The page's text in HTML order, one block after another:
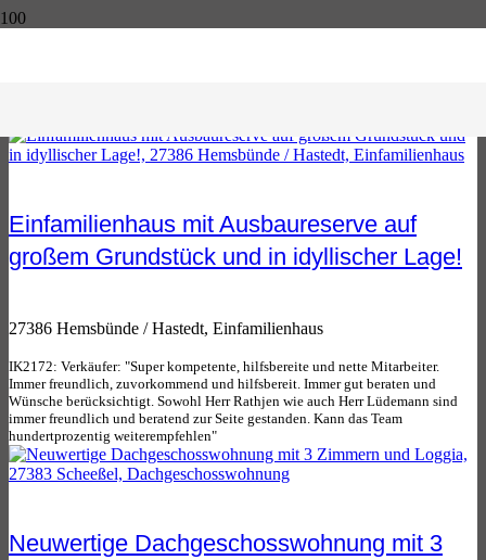
Einfamilienhaus mit Ausbaureserve auf
großem Grundstück und in idyllischer Lage!
27386 Hemsbünde / Hastedt, Einfamilienhaus
IK2172: Verkäufer: "Super kompetente, hilfsbereite und nette Mitarbeiter.
Immer freundlich, zuvorkommend und hilfsbereit. Immer gut beraten und
Wünsche berücksichtigt. Sowohl Herr Rathjen wie auch Herr Lüdemann sind
immer freundlich und beratend zur Seite gestanden. Kann das Team
hundertprozentig weiterempfehlen"
Neuwertige Dachgeschosswohnung mit 3